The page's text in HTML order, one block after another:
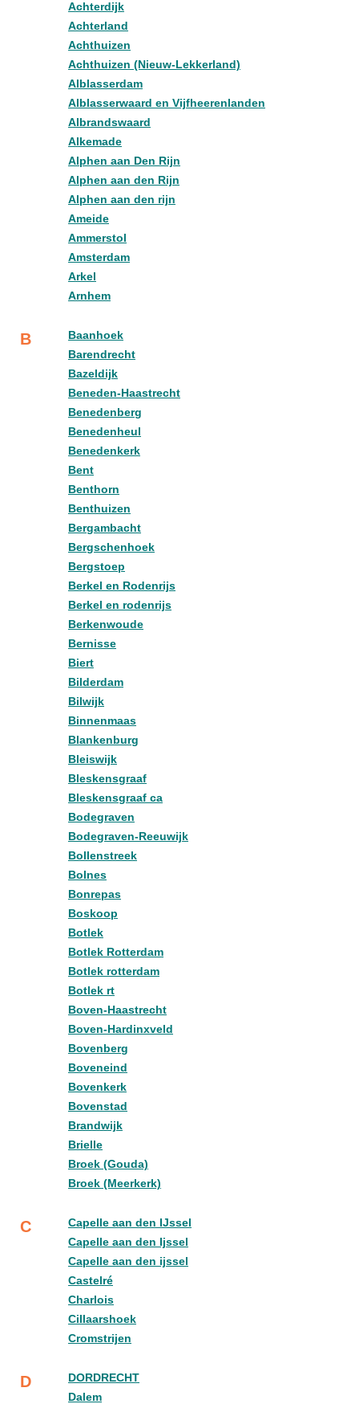
Achterdijk
Achterland
Achthuizen
Achthuizen (Nieuw-Lekkerland)
Alblasserdam
Alblasserwaard en Vijfheerenlanden
Albrandswaard
Alkemade
Alphen aan Den Rijn
Alphen aan den Rijn
Alphen aan den rijn
Ameide
Ammerstol
Amsterdam
Arkel
Arnhem
B
Baanhoek
Barendrecht
Bazeldijk
Beneden-Haastrecht
Benedenberg
Benedenheul
Benedenkerk
Bent
Benthorn
Benthuizen
Bergambacht
Bergschenhoek
Bergstoep
Berkel en Rodenrijs
Berkel en rodenrijs
Berkenwoude
Bernisse
Biert
Bilderdam
Bilwijk
Binnenmaas
Blankenburg
Bleiswijk
Bleskensgraaf
Bleskensgraaf ca
Bodegraven
Bodegraven-Reeuwijk
Bollenstreek
Bolnes
Bonrepas
Boskoop
Botlek
Botlek Rotterdam
Botlek rotterdam
Botlek rt
Boven-Haastrecht
Boven-Hardinxveld
Bovenberg
Boveneind
Bovenkerk
Bovenstad
Brandwijk
Brielle
Broek (Gouda)
Broek (Meerkerk)
C
Capelle aan den IJssel
Capelle aan den Ijssel
Capelle aan den ijssel
Castelré
Charlois
Cillaarshoek
Cromstrijen
D
DORDRECHT
Dalem